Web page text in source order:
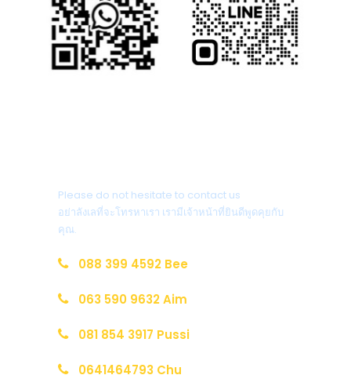
Please do not hesitate to contact us
อย่าลังเลที่จะโทรหาเรา เรามีเจ้าหน้าที่ยินดีพูดคุยกับ
คุณ.
088 399 4592 Bee
063 590 9632 Aim
081 854 3917 Pussi
0641464793 Chu